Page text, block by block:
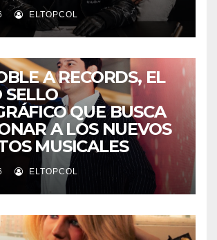
ELTOPCOL
A RECORDS, EL
SELLO
QUE BUSCA
A LOS NUEVOS
MUSICALES
ELTOPCOL